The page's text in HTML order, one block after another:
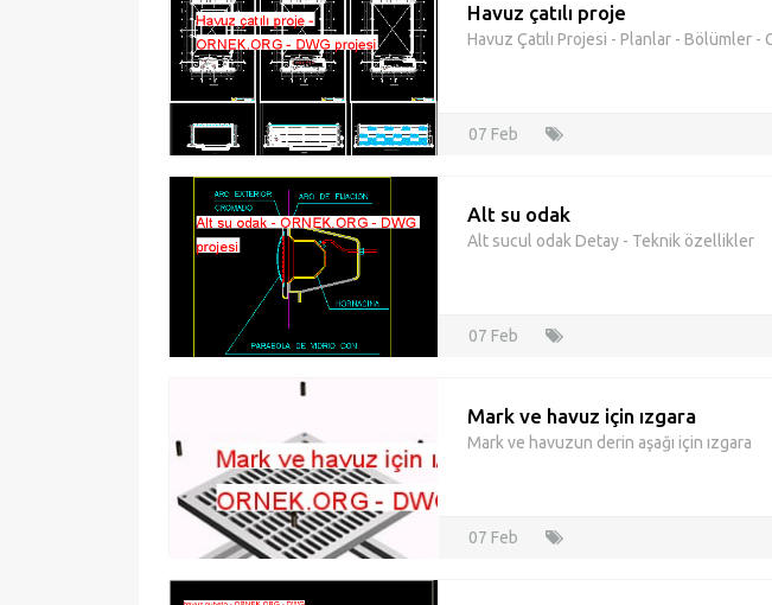
Havuz çatılı proje
Havuz Çatılı Projesi - Planlar - Bölümler -
07 Feb
Alt su odak
Alt sucul odak Detay - Teknik özellikler
07 Feb
Mark ve havuz için ızgara
Mark ve havuzun derin aşağı için ızgara
07 Feb